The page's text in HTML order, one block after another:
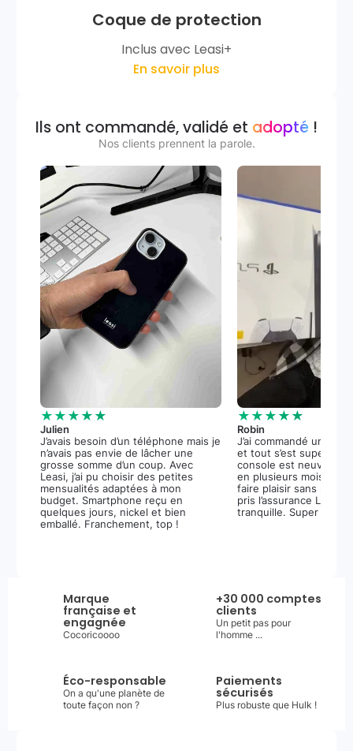
Coque de protection
Inclus avec Leasi+
En savoir plus
Ils ont commandé, validé et adopté !
Nos clients prennent la parole.
★★★★★
Julien
J’avais besoin d’un téléphone mais je
n’avais pas envie de lâcher une
grosse somme d’un coup. Avec
Leasi, j’ai pu choisir des petites
mensualités adaptées à mon
budget. Smartphone reçu en
quelques jours, nickel et bien
emballé. Franchement, top !
★★★★★
Robin
J’ai commandé une
et tout s’est super
console est neuve, et
en plusieurs mois m’a
faire plaisir sans stress.
pris l’assurance
tranquille. Super
Marque
française et
engagnée
Cocoricoooo
+30 000 comptes
clients
Un petit pas pour
l'homme ...
Éco-responsable
On a qu'une planète de
toute façon non ?
Paiements
sécurisés
Plus robuste que Hulk !